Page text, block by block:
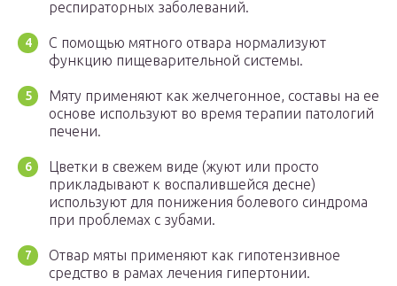
респираторных заболеваний.
С помощью мятного отвара нормализуют
функцию пищеварительной системы.
Мяту применяют как желчегонное, составы на ее
основе используют во время терапии патологий
печени.
Цветки в свежем виде (жуют или просто
прикладывают к воспалившейся десне)
используют для понижения болевого синдрома
при проблемах с зубами.
Отвар мяты применяют как гипотензивное
средство в рамах лечения гипертонии.